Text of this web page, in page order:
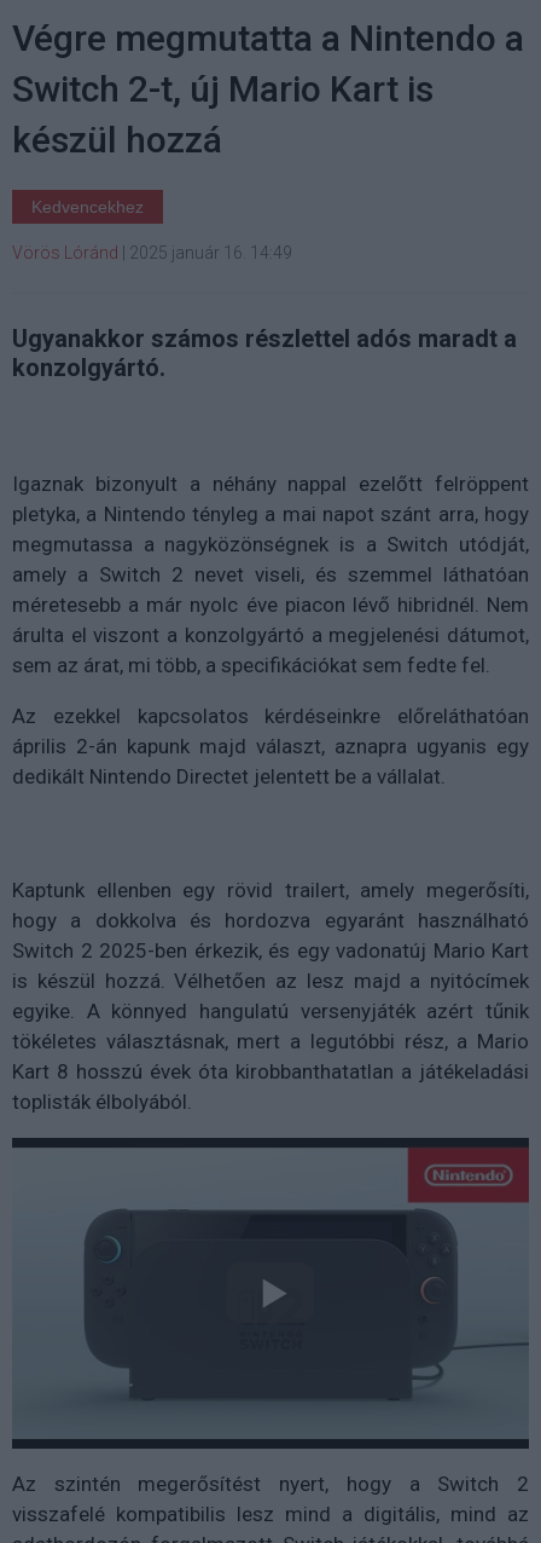
Végre megmutatta a Nintendo a
Switch 2-t, új Mario Kart is
készül hozzá
Kedvencekhez
Vörös Lóránd 2025 január 16. 14:49
Ugyanakkor számos részlettel adós maradt a
konzolgyártó.
Igaznak bizonyult a néhány nappal ezelőtt felröppent
pletyka, a Nintendo tényleg a mai napot szánt arra, hogy
megmutassa a nagyközönségnek is a Switch utódját,
amely a Switch 2 nevet viseli, és szemmel láthatóan
méretesebb a már nyolc éve piacon lévő hibridnél. Nem
árulta el viszont a konzolgyártó a megjelenési dátumot,
sem az árat, mi több, a specifikációkat sem fedte fel.
Az ezekkel kapcsolatos kérdéseinkre előreláthatóan
április 2-án kapunk majd választ, aznapra ugyanis egy
dedikált Nintendo Directet jelentett be a vállalat.
Kaptunk ellenben egy rövid trailert, amely megerősíti,
hogy a dokkolva és hordozva egyaránt használható
Switch 2 2025-ben érkezik, és egy vadonatúj Mario Kart
is készül hozzá. Vélhetően az lesz majd a nyitócímek
egyike. A könnyed hangulatú versenyjáték azért tűnik
tökéletes választásnak, mert a legutóbbi rész, a Mario
Kart 8 hosszú évek óta kirobbanthatatlan a játékeladási
toplisták élbolyából.
Az szintén megerősítést nyert, hogy a Switch 2
visszafelé kompatibilis lesz mind a digitális, mind az